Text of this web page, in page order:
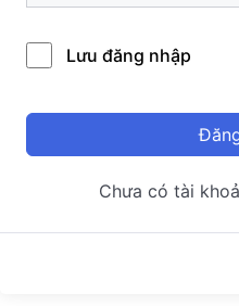
Lưu đăng nhập
Chưa có tài